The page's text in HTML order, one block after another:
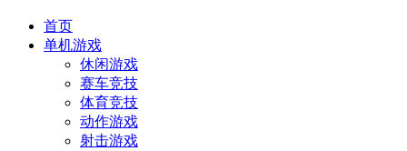
首页
单机游戏
休闲游戏
赛车竞技
体育竞技
动作游戏
射击游戏